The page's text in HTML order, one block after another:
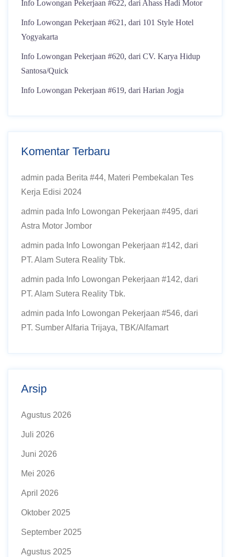
Info Lowongan Pekerjaan #622, dari Ahass Hadi Motor
Info Lowongan Pekerjaan #621, dari 101 Style Hotel
Yogyakarta
Info Lowongan Pekerjaan #620, dari CV. Karya Hidup
Santosa/Quick
Info Lowongan Pekerjaan #619, dari Harian Jogja
Komentar Terbaru
admin pada Berita #44, Materi Pembekalan Tes
Kerja Edisi 2024
admin pada Info Lowongan Pekerjaan #495, dari
Astra Motor Jombor
admin pada Info Lowongan Pekerjaan #142, dari
PT. Alam Sutera Reality Tbk.
admin pada Info Lowongan Pekerjaan #142, dari
PT. Alam Sutera Reality Tbk.
admin pada Info Lowongan Pekerjaan #546, dari
PT. Sumber Alfaria Trijaya, TBK/Alfamart
Arsip
Agustus 2026
Juli 2026
Juni 2026
Mei 2026
April 2026
Oktober 2025
September 2025
Agustus 2025